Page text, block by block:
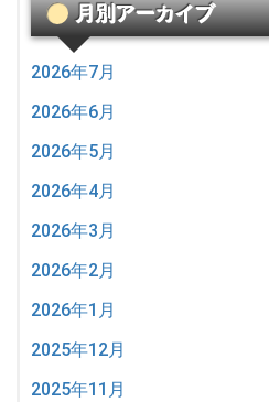
月別アーカイブ
2026年7月
2026年6月
2026年5月
2026年4月
2026年3月
2026年2月
2026年1月
2025年12月
2025年11月